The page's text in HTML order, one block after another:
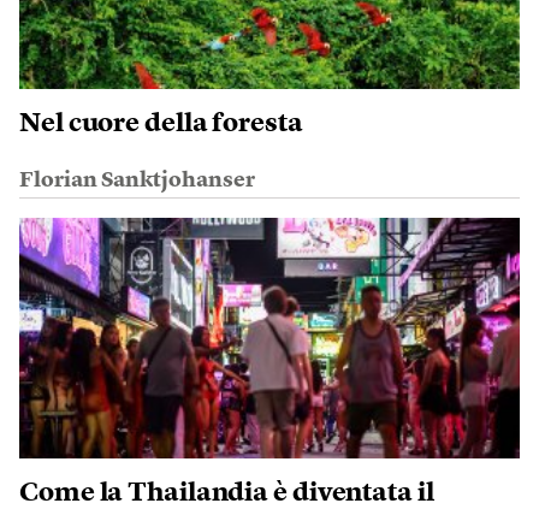
Nel cuore della foresta
Florian Sanktjohanser
Come la Thailandia è diventata il